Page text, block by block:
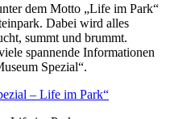
dem Motto „Life im Park“
Dabei wird alles
summt und brummt.
spannende Informationen
Spezial“.
– Life im Park“